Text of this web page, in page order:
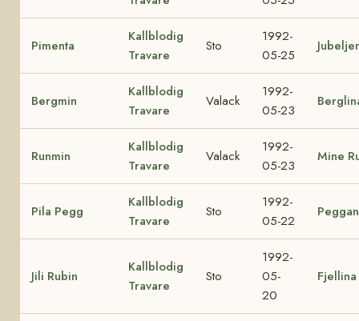
Pimenta
Kallblodig
Travare
Sto
1992-
05-25
Bergmin
Kallblodig
Travare
Valack
1992-
05-23
Runmin
Kallblodig
Travare
Valack
1992-
05-23
Mine
Pila Pegg
Kallblodig
Travare
Sto
1992-
05-22
Peggan
Jili Rubin
Kallblodig
Travare
Sto
1992-
05-
20
Fjellina